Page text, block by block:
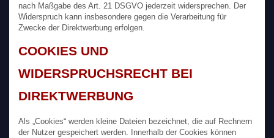
nach Maßgabe des Art. 21 DSGVO jederzeit widersprechen. Der
Widerspruch kann insbesondere gegen die Verarbeitung für
Zwecke der Direktwerbung erfolgen.
COOKIES UND
WIDERSPRUCHSRECHT BEI
DIREKTWERBUNG
Als „Cookies“ werden kleine Dateien bezeichnet, die auf Rechnern
der Nutzer gespeichert werden. Innerhalb der Cookies können